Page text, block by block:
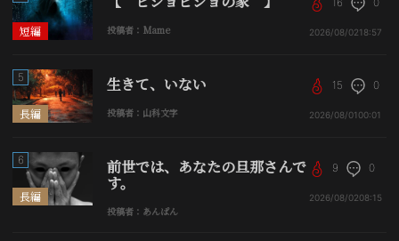
短編 投稿者：Mame 2026/08/0218:57
長編
5 生きて、いない
投稿者：山科文字
15 0
2026/08/01 00:01
長編
6 前世では、あなたの旦那さんで
す。
投稿者：あんぱん
9 0
2026/08/0208:15